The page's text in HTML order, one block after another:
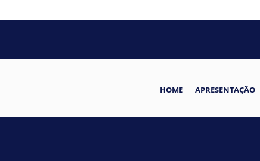
HOME APRESENTAÇÃO